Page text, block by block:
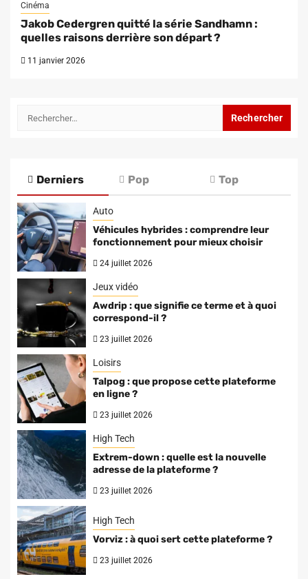
Cinéma
Jakob Cedergren quitté la série Sandhamn :
quelles raisons derrière son départ ?
11 janvier 2026
Rechercher :
Derniers Pop Top
Auto
Véhicules hybrides : comprendre leur
fonctionnement pour mieux choisir
24 juillet 2026
Jeux vidéo
Awdrip : que signifie ce terme et à quoi
correspond-il ?
23 juillet 2026
Loisirs
Talpog : que propose cette plateforme
en ligne ?
23 juillet 2026
High Tech
Extrem-down : quelle est la nouvelle
adresse de la plateforme ?
23 juillet 2026
High Tech
Vorviz : à quoi sert cette plateforme ?
23 juillet 2026